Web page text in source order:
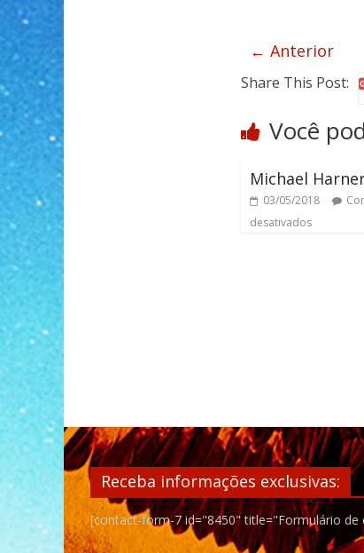
← Anterior
Share This Post:
Você
Michael
03/05/2018
desativados
Receba informações exclusivas:
[contact-form-7 id="8450" title="Formulário